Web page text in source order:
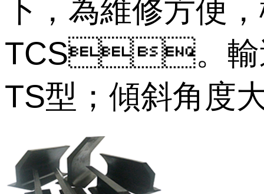
下，為維修方
TCS。輸送
TS型；傾斜角度